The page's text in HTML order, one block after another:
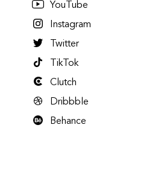
YouTube
Instagram
Twitter
TikTok
Clutch
Dribbble
Behance